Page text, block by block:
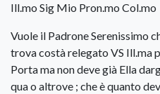
Ill.mo Sig Mio Pron.mo Col.mo
Vuole il Padrone Serenissimo
trova costà relegato VS Ill.ma
Porta ma non deve già Ella
qua o altrove ; che è quanto